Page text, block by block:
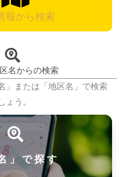
報から検索
名からの検索
」または「地区名」で検索
ょう。
」で探す